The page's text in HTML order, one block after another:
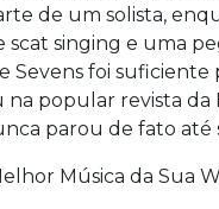
de um solista,
singing e uma
Sevens foi
popular revista da
parou de fato até
Música da Sua